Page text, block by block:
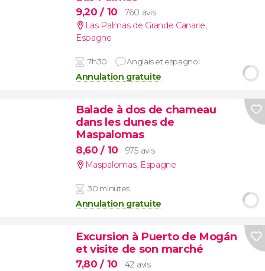
9,20/ 10
760 avis
Las Palmas de Grande Canarie,
Espagne
7h30 Anglais et espagnol
Annulation gratuite
Balade à dos de chameau
dans les dunes de
Maspalomas
8,60/ 10
975 avis
Maspalomas, Espagne
30 minutes
Annulation gratuite
Excursion à Puerto de Mogán
et visite de son marché
7,80/ 10
42 avis